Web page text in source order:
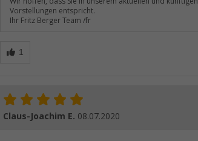
Vorstellungen entspricht.
Ihr Fritz Berger Team /fr
Claus-Joachim E. 08.07.2020